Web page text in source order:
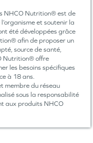
NHCO Nutrition® est de
et soutenir la
été développées grâce
afin de proposer un
source de santé,
Nutrition® offre
les besoins spécifiques
à 18 ans.
membre du réseau
sous la responsabilité
aux produits NHCO